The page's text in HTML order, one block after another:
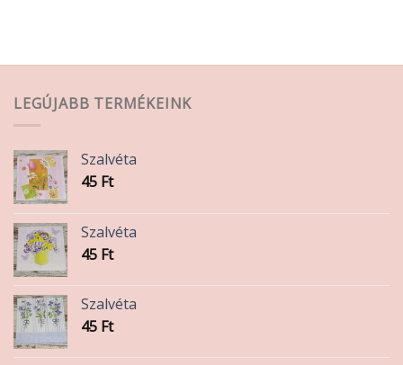
LEGÚJABB TERMÉKEINK
Szalvéta
45 Ft
Szalvéta
45 Ft
Szalvéta
45 Ft